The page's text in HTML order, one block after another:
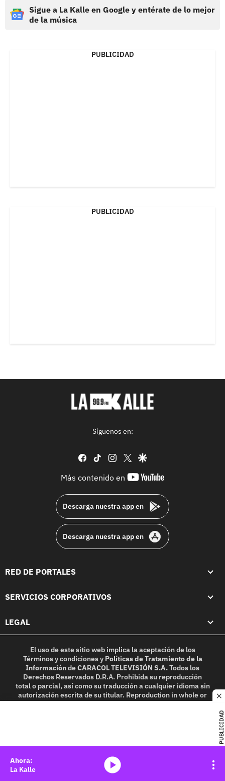
PUBLICIDAD
Sigue a La Kalle en Google y entérate de lo mejor
de la música
PUBLICIDAD
PUBLICIDAD
Síguenos en:
facebook
tiktok instagram
twittergoogle
Más contenido en
youtube-
Descarga nuestra app en
Descarga nuestra app en
RED DE PORTALES
SERVICIOS CORPORATIVOS
LEGAL
El uso de este sitio web implica la aceptación de los
Términos y condicionesy Políticas de Tratamiento de la
InformacióndeCARACOL TELEVISIÓN S.A.Todos los
Derechos Reservados D.R.A. Prohibida su reproducción
total o parcial, así como su traducción a cualquier idioma sin
autorización escrita de su titular. Reproduction in whole or
La Kalle